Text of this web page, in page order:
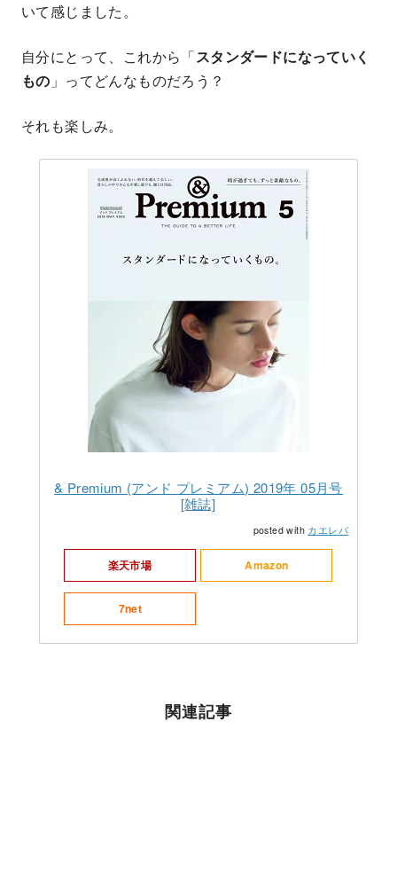
いて感じました。
自分にとって、これから「スタンダードになっていく
もの 」ってどんなものだろう？
それも楽しみ。
& Premium (アンド プレミアム) 2019年 05月号
[雑誌]
posted with カエレバ
楽天市場 Amazon
7net
関連記事